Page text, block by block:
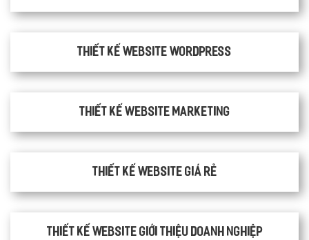
Thiết kế website WordPress
Thiết kế Website Marketing
Thiết kế website giá rẻ
Thiết kế website giới thiệu doanh nghiệp